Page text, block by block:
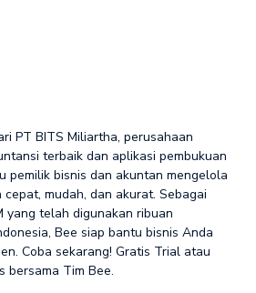
PT BITS Miliartha, perusahaan
terbaik dan aplikasi pembukuan
pemilik bisnis dan akuntan mengelola
mudah, dan akurat. Sebagai
yang telah digunakan ribuan
Bee siap bantu bisnis Anda
Coba sekarang! Gratis Trial atau
bersama Tim Bee.